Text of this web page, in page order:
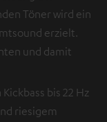
Töner wird ein
erzielt.
und damit
bis 22 Hz
riesigem